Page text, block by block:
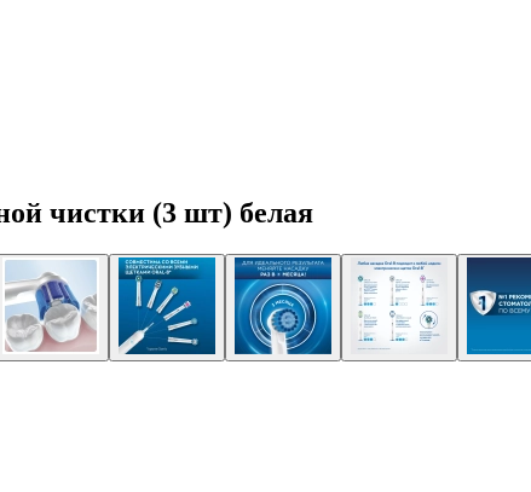
чистки (3 шт) белая